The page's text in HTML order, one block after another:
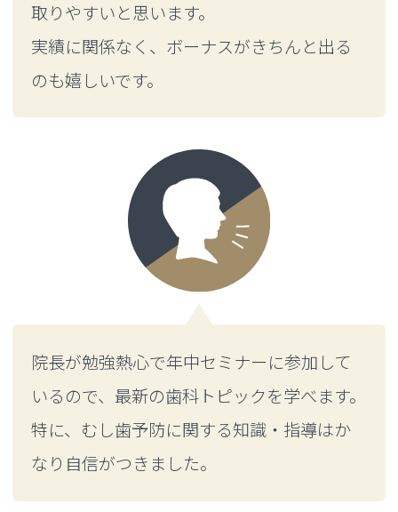
取りやすいと思います。
実績に関係なく、ボーナスがきちんと出る
のも嬉しいです。
院長が勉強熱心で年中セミナーに参加して
いるので、最新の歯科トピックを学べます。
特に、むし歯予防に関する知識・指導はか
なり自信がつきました。